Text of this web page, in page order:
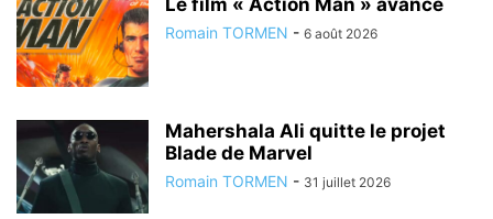
Le film « Action Man » avance
Romain TORMEN - 6 août 2026
Mahershala Ali quitte le projet
Blade de Marvel
Romain TORMEN - 31 juillet 2026